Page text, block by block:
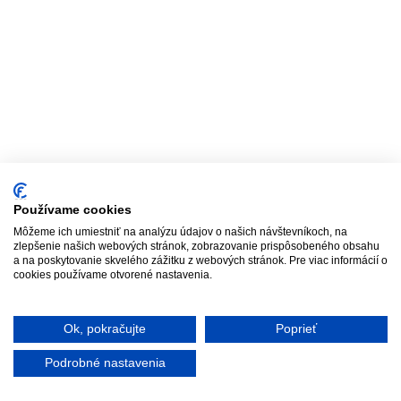
Používame cookies
Môžeme ich umiestniť na analýzu údajov o našich návštevníkoch, na
zlepšenie našich webových stránok, zobrazovanie prispôsobeného obsahu
a na poskytovanie skvelého zážitku z webových stránok. Pre viac informácií o
cookies používame otvorené nastavenia.
Ok, pokračujte Poprieť
Podrobné nastavenia